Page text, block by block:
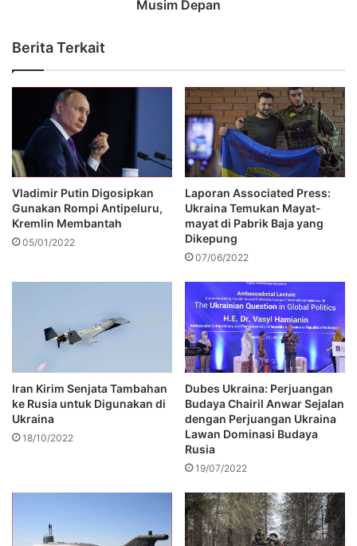
Musim Depan
Berita Terkait
Vladimir Putin Digosipkan
Gunakan Rompi Antipeluru,
Kremlin Membantah
05/01/2022
Laporan Associated Press:
Ukraina Temukan Mayat-
mayat di Pabrik Baja yang
Dikepung
07/06/2022
Iran Kirim Senjata Tambahan
ke Rusia untuk Digunakan di
Ukraina
18/10/2022
Dubes Ukraina: Perjuangan
Budaya Chairil Anwar Sejalan
dengan Perjuangan Ukraina
Lawan Dominasi Budaya
Rusia
19/07/2022